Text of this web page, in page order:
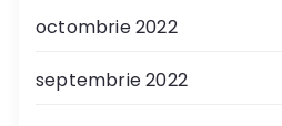
octombrie 2022
septembrie 2022